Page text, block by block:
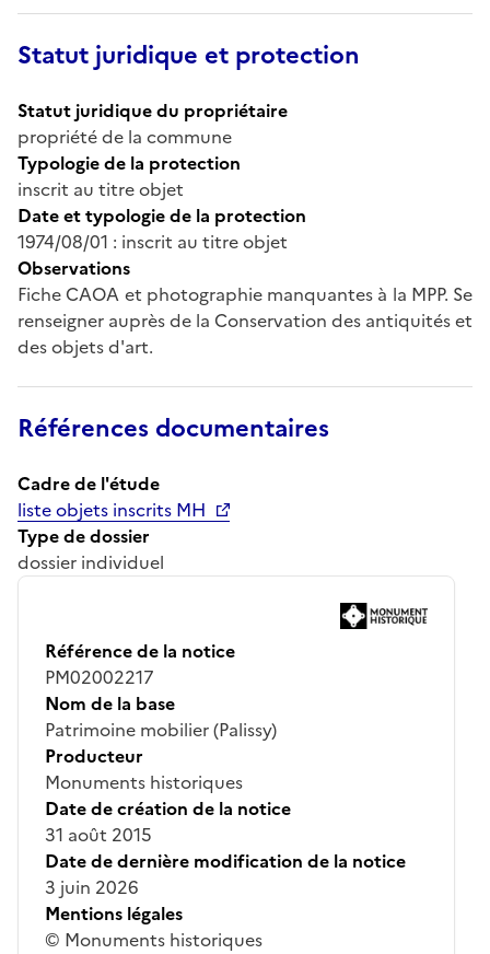
Statut juridique et protection
Statut juridique du propriétaire
propriété de la commune
Typologie de la protection
inscrit au titre objet
Date et typologie de la protection
1974/08/01 : inscrit au titre objet
Observations
Fiche CAOA et photographie manquantes à la MPP. Se
renseigner auprès de la Conservation des antiquités et
des objets d'art.
Références documentaires
Cadre de l'étude
liste objets inscrits MH
Type de dossier
dossier individuel
Référence de la notice
PM02002217
Nom de la base
Patrimoine mobilier (Palissy)
Producteur
Monuments historiques
Date de création de la notice
31 août 2015
Date de dernière modification de la notice
3 juin 2026
Mentions légales
© Monuments historiques